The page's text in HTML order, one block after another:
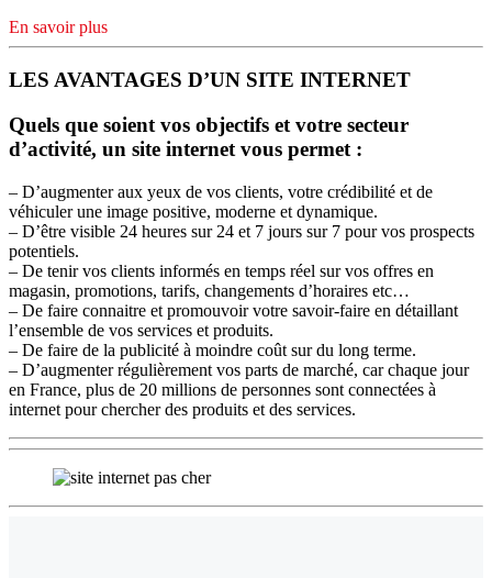
En savoir plus
LES AVANTAGES D’UN SITE INTERNET
Quels que soient vos objectifs et votre secteur
d’activité, un site internet vous permet :
– D’augmenter aux yeux de vos clients, votre crédibilité et de
véhiculer une image positive, moderne et dynamique.
– D’être visible 24 heures sur 24 et 7 jours sur 7 pour vos prospects
potentiels.
– De tenir vos clients informés en temps réel sur vos offres en
magasin, promotions, tarifs, changements d’horaires etc…
– De faire connaitre et promouvoir votre savoir-faire en détaillant
l’ensemble de vos services et produits.
– De faire de la publicité à moindre coût sur du long terme.
– D’augmenter régulièrement vos parts de marché, car chaque jour
en France, plus de 20 millions de personnes sont connectées à
internet pour chercher des produits et des services.